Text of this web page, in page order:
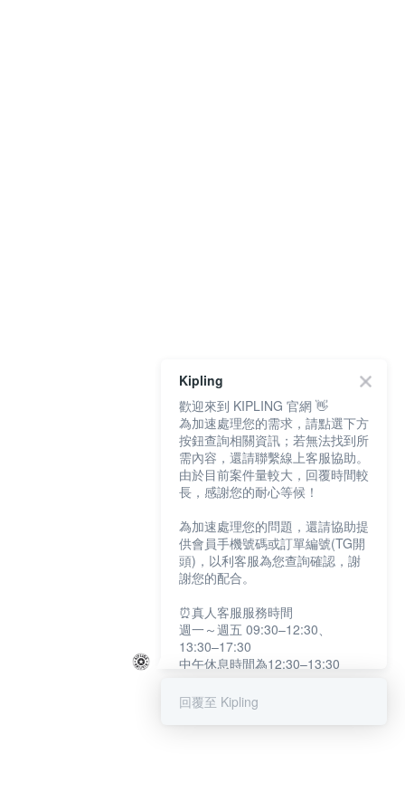
Kipling
歡迎來到 KIPLING 官網 👋
為加速處理您的需求，請點選下方
按鈕查詢相關資訊；若無法找到所
需內容，還請聯繫線上客服協助。
由於目前案件量較大，回覆時間較
長，感謝您的耐心等候！
為加速處理您的問題，還請協助提
供會員手機號碼或訂單編號(TG開
頭)，以利客服為您查詢確認，謝
謝您的配合。
⏰真人客服服務時間
週一～週五 09:30–12:30、
13:30–17:30
中午休息時間為12:30–13:30
提醒您：系統會自動已讀訊息，如
回覆至 Kipling